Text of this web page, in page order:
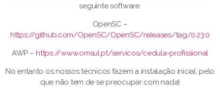
seguinte software:
OpenSC –
https://github.com/OpenSC/OpenSC/releases/tag/0.23.0
AWP –https://www.omsul.pt/servicos/cedula-profissional
No entanto os nossos técnicos fazem a instalação inicial, pelo
que não tem de se preocupar com nada!